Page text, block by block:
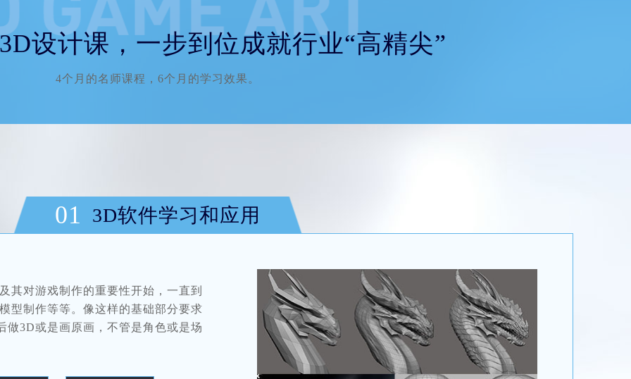
设计课，一步到位成就行业“高精尖”
4个月的名师课程，6个月的学习效果。
01 3D软件学习和应用
其对游戏制作的重要性开始，一直到
型制作等等。像这样的基础部分要求
做3D或是画原画，不管是角色或是场